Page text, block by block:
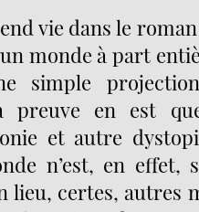
vie dans le
monde à part
simple
preuve en est
et autre
n’est, en effet,
lieu, certes, autres